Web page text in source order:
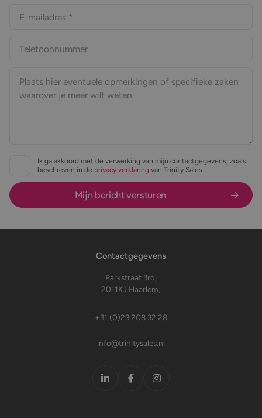
Ik ga akkoord met de verwerking van mijn contactgegevens, zoals
beschreven in de privacy verklaring van Trinity Sales.
Contactgegevens
Parkstraat 3rd,
2011KJ Haarlem,
+31 (0)23 208 32 28
info@trinitysales.nl
LinkedInFacebookInstagram